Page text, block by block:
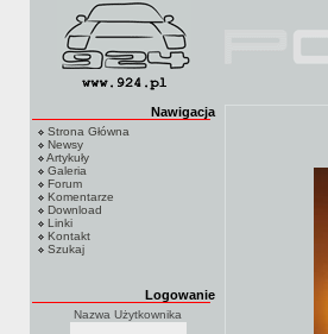
Nawigacja
Strona Główna
Newsy
Artykuły
Galeria
Forum
Komentarze
Download
Linki
Kontakt
Szukaj
Logowanie
Nazwa Użytkownika